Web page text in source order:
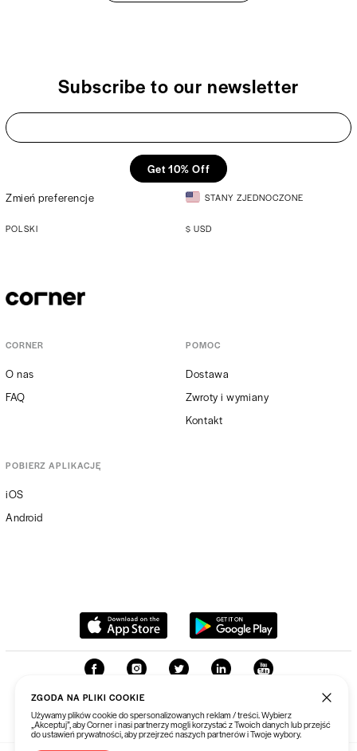
Subscribe to our newsletter
Get 10% Off
Zmień preferencje
STANY ZJEDNOCZONE
POLSKI $ USD
CORNER
O nas
FAQ
POMOC
Dostawa
Zwroty i wymiany
Kontakt
POBIERZ APLIKACJĘ
iOS
Android
ZGODA NA PLIKI COOKIE
Używamy plików cookie do spersonalizowanych reklam / treści. Wybierz
„Akceptuj”, aby Corner i nasi partnerzy mogli korzystać z Twoich danych lub przejść
do ustawień prywatności, aby przejrzeć naszych partnerów i Twoje wybory.